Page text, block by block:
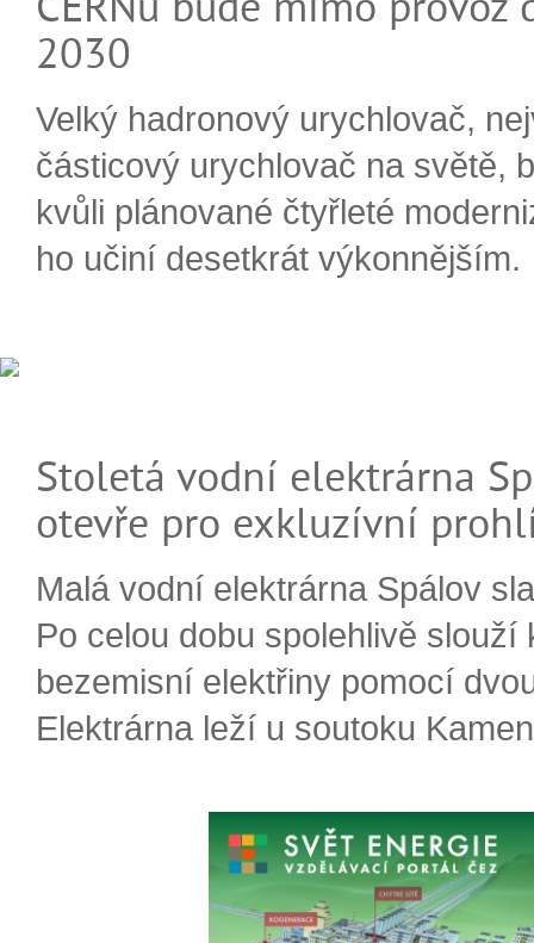
2030
Velký hadronový urychlovač,
částicový urychlovač na světě,
kvůli plánované čtyřleté
ho učiní desetkrát výkonnějším.
Stoletá vodní elektrárna
otevře pro exkluzívní
Malá vodní elektrárna Spálov
Po celou dobu spolehlivě slouží
bezemisní elektřiny pomocí
Elektrárna leží u soutoku